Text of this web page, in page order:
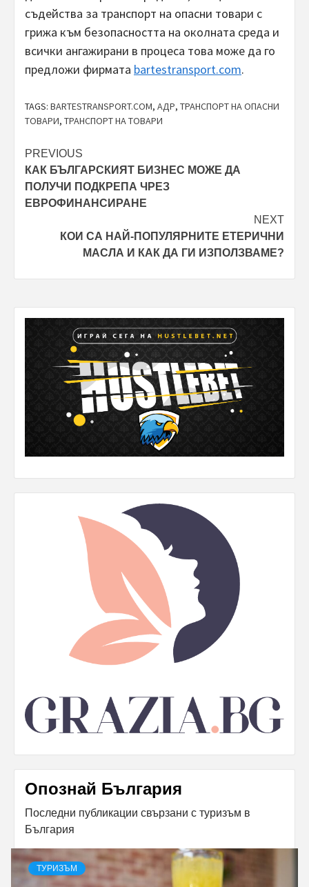
съдейства за транспорт на опасни товари с
грижа към безопасността на околната среда и
всички ангажирани в процеса това може да го
предложи фирмата bartestransport.com.
TAGS: BARTESTRANSPORT.COM, АДР, ТРАНСПОРТ НА ОПАСНИ
ТОВАРИ, ТРАНСПОРТ НА ТОВАРИ
Post
navigation
PREVIOUS
КАК БЪЛГАРСКИЯТ БИЗНЕС МОЖЕ ДА
ПОЛУЧИ ПОДКРЕПА ЧРЕЗ
ЕВРОФИНАНСИРАНЕ
NEXT
КОИ СА НАЙ-ПОПУЛЯРНИТЕ ЕТЕРИЧНИ
МАСЛА И КАК ДА ГИ ИЗПОЛЗВАМЕ?
Опознай България
Последни публикации свързани с туризъм в
България
ТУРИЗЪМ